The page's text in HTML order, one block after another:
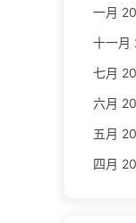
一月
十一月
七月
六月
五月
四月